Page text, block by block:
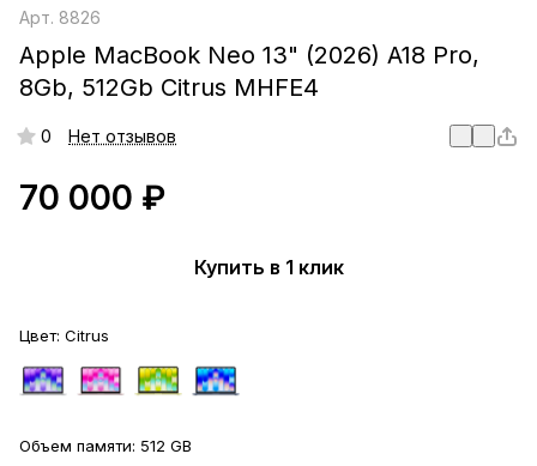
Арт. 8826
Apple MacBook Neo 13" (2026) A18 Pro,
8Gb, 512Gb Citrus MHFE4
0 Нет отзывов
70 000 ₽
Купить в 1 клик
Цвет: Citrus
Объем памяти: 512 GB